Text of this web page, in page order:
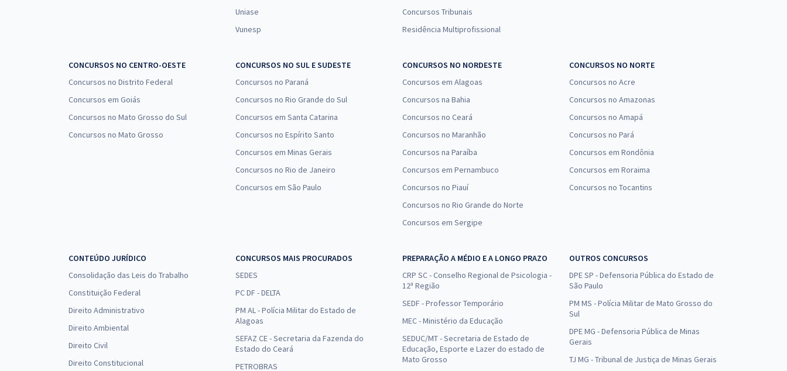
Uniase
Vunesp
Concursos Tribunais
Residência Multiprofissional
CONCURSOS NO CENTRO-OESTE
Concursos no Distrito Federal
Concursos em Goiás
Concursos no Mato Grosso do Sul
Concursos no Mato Grosso
CONCURSOS NO SUL E SUDESTE
Concursos no Paraná
Concursos no Rio Grande do Sul
Concursos em Santa Catarina
Concursos no Espírito Santo
Concursos em Minas Gerais
Concursos no Rio de Janeiro
Concursos em São Paulo
CONCURSOS NO NORDESTE
Concursos em Alagoas
Concursos na Bahia
Concursos no Ceará
Concursos no Maranhão
Concursos na Paraíba
Concursos em Pernambuco
Concursos no Piauí
Concursos no Rio Grande do Norte
Concursos em Sergipe
CONCURSOS NO NORTE
Concursos no Acre
Concursos no Amazonas
Concursos no Amapá
Concursos no Pará
Concursos em Rondônia
Concursos em Roraima
Concursos no Tocantins
CONTEÚDO JURÍDICO
Consolidação das Leis do Trabalho
Constituição Federal
Direito Administrativo
Direito Ambiental
Direito Civil
Direito Constitucional
CONCURSOS MAIS PROCURADOS
SEDES
PC DF - DELTA
PM AL - Polícia Militar do Estado de
Alagoas
SEFAZ CE - Secretaria da Fazenda do
Estado do Ceará
PETROBRAS
PREPARAÇÃO A MÉDIO E A LONGO PRAZO
CRP SC - Conselho Regional de Psicologia -
12ª Região
SEDF - Professor Temporário
MEC - Ministério da Educação
SEDUC/MT - Secretaria de Estado de
Educação, Esporte e Lazer do estado de
Mato Grosso
OUTROS CONCURSOS
DPE SP - Defensoria Pública do Estado de
São Paulo
PM MS - Polícia Militar de Mato Grosso do
Sul
DPE MG - Defensoria Pública de Minas
Gerais
TJ MG - Tribunal de Justiça de Minas Gerais